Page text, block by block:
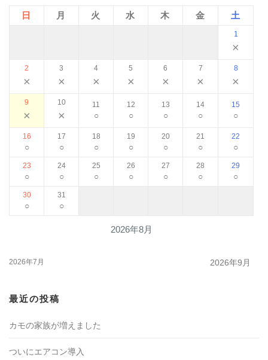
2026年8月
日 月 火 水 木 金 土
1
×
2
×
3
×
4
×
5
×
6
×
7
×
8
×
9
×
10
×
11
○
12
○
13
○
14
○
15
○
16
○
17
○
18
○
19
○
20
○
21
○
22
○
23
○
24
○
25
○
26
○
27
○
28
○
29
○
30
○
31
○
2026年7月 2026年9月
最近の投稿
カモの家族が増えました
ついにエアコン導入